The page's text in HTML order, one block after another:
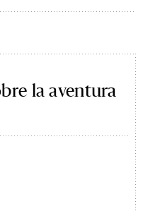
la aventura